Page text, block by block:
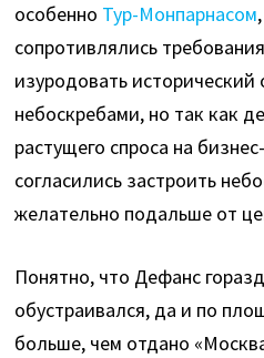
особенно Тур-Монпарнасом
сопротивлялись
изуродовать исторический
небоскребами, но так как
растущего спроса на
согласились застроить
желательно подальше от
Понятно, что Дефанс
обустраивался, да и по
больше, чем отдано